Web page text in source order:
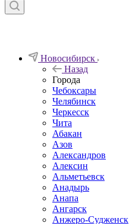
Новосибирск
Назад
Города
Чебоксары
Челябинск
Черкесск
Чита
Абакан
Азов
Александров
Алексин
Альметьевск
Анадырь
Анапа
Ангарск
Анжеро-Судженск